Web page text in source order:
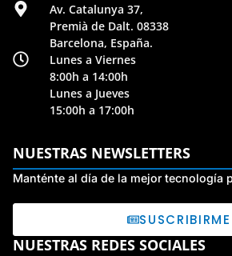
Av. Catalunya 37,
Premià de Dalt. 08338
Barcelona, España.
Lunes a Viernes
8:00h a 14:00h
Lunes a Jueves
15:00h a 17:00h
NUESTRAS NEWSLETTERS
Manténte al día de la mejor tecnología
SUSCRIBIRME
NUESTRAS REDES SOCIALES